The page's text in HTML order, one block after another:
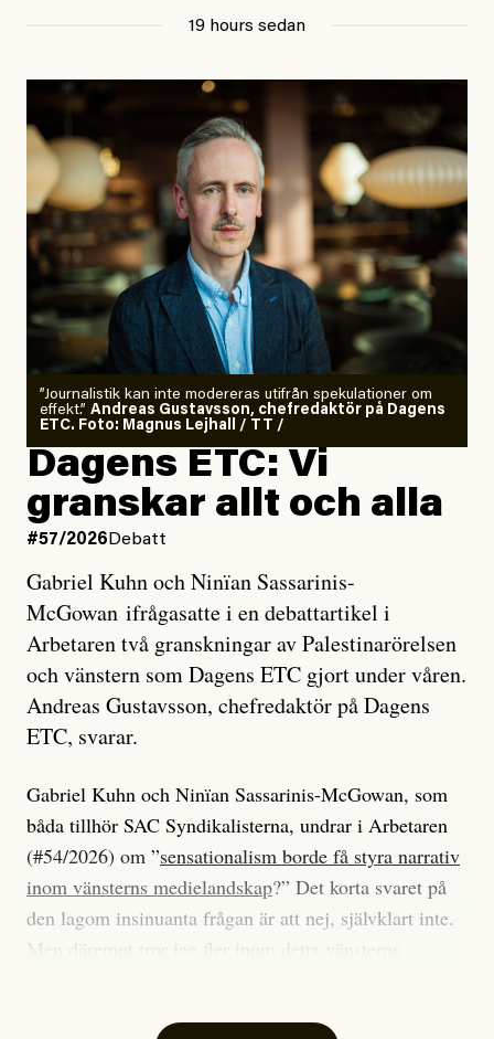
19 hours sedan
”Journalistik kan inte modereras utifrån spekulationer om
effekt.” Andreas Gustavsson, chefredaktör på Dagens
ETC. Foto: Magnus Lejhall / TT /
Dagens ETC: Vi
granskar allt och alla
#57/2026 Debatt
Gabriel Kuhn och Ninïan Sassarinis-
McGowan ifrågasatte i en debattartikel i
Arbetaren två granskningar av Palestinarörelsen
och vänstern som Dagens ETC gjort under våren.
Andreas Gustavsson, chefredaktör på Dagens
ETC, svarar.
Gabriel Kuhn och Ninïan Sassarinis-McGowan, som
båda tillhör SAC Syndikalisterna, undrar i Arbetaren
(#54/2026) om ”sensationalism borde få styra narrativ
inom vänsterns medielandskap?” Det korta svaret på
den lagom insinuanta frågan är att nej, självklart inte.
Men däremot tror jag fler inom detta vänsterns